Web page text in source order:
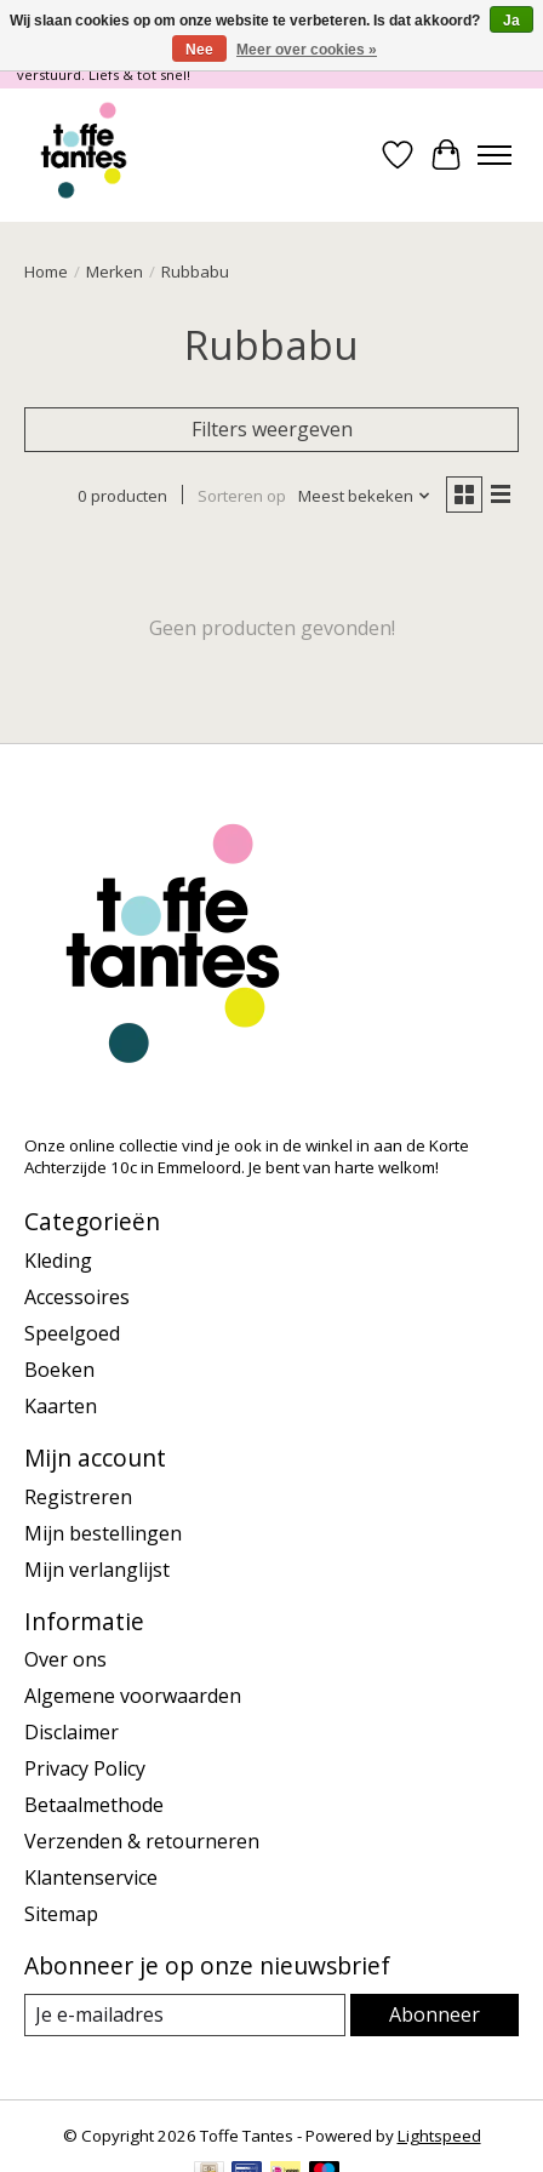
Wij gaan op vakantie! vanaf 4 juli t/m 21 juli worden er geen pakketjes
verstuurd. Liefs & tot snel!
Verlanglijst
Home / Merken / Rubbabu
Rubbabu
Filters weergeven
0 producten Sorteren op Meest bekeken
Geen producten gevonden!
Onze online collectie vind je ook in de winkel in aan de Korte
Achterzijde 10c in Emmeloord. Je bent van harte welkom!
Categorieën
Kleding
Accessoires
Speelgoed
Boeken
Kaarten
Mijn account
Registreren
Mijn bestellingen
Mijn verlanglijst
Informatie
Over ons
Algemene voorwaarden
Disclaimer
Privacy Policy
Betaalmethode
Verzenden & retourneren
Klantenservice
Sitemap
Abonneer je op onze nieuwsbrief
Abonneer
© Copyright 2026 Toffe Tantes - Powered byLightspeed
Wij slaan cookies op om onze website te verbeteren. Is dat akkoord?
Ja
Nee
Meer over cookies »